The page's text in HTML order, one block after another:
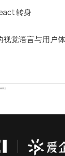
转身
视觉语言与用户
建设